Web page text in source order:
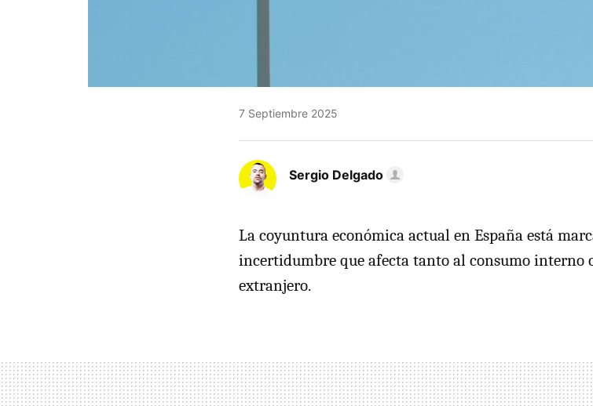
7 Septiembre 2025
Sergio Delgado
La coyuntura económica actual en España está
incertidumbre que afecta tanto al consumo interno
extranjero.